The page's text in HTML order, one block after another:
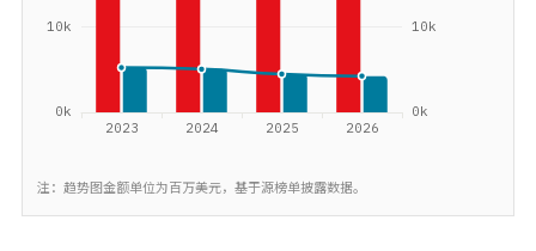
注：趋势图金额单位为百万美元，基于源榜单披露数据。